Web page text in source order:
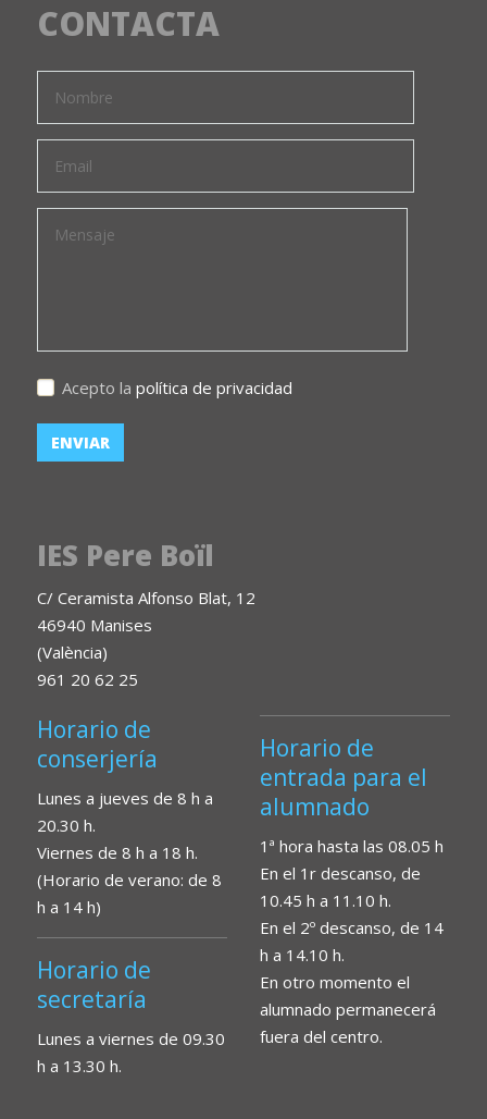
CONTACTA
Acepto la política de privacidad
IES Pere Boïl
C/ Ceramista Alfonso Blat, 12
46940 Manises
(València)
961 20 62 25
Horario de
conserjería
Lunes a jueves de 8 h a
20.30 h.
Viernes de 8 h a 18 h.
(Horario de verano: de 8
h a 14 h)
Horario de
secretaría
Lunes a viernes de 09.30
h a 13.30 h.
Horario de
entrada para el
alumnado
1ª hora hasta las 08.05 h
En el 1r descanso, de
10.45 h a 11.10 h.
En el 2º descanso, de 14
h a 14.10 h.
En otro momento el
alumnado permanecerá
fuera del centro.